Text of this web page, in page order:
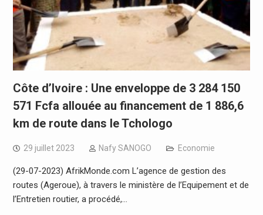
Côte d’Ivoire : Une enveloppe de 3 284 150
571 Fcfa allouée au financement de 1 886,6
km de route dans le Tchologo
29 juillet 2023 Nafy SANOGO Economie
(29-07-2023) AfrikMonde.com L’agence de gestion des
routes (Ageroue), à travers le ministère de l’Equipement et de
l’Entretien routier, a procédé,…